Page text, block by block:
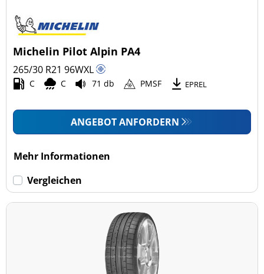
Michelin Pilot Alpin PA4
265/30 R2196WXL
C C 71 db PMSF EPREL
ANGEBOT ANFORDERN
Mehr Informationen
Vergleichen